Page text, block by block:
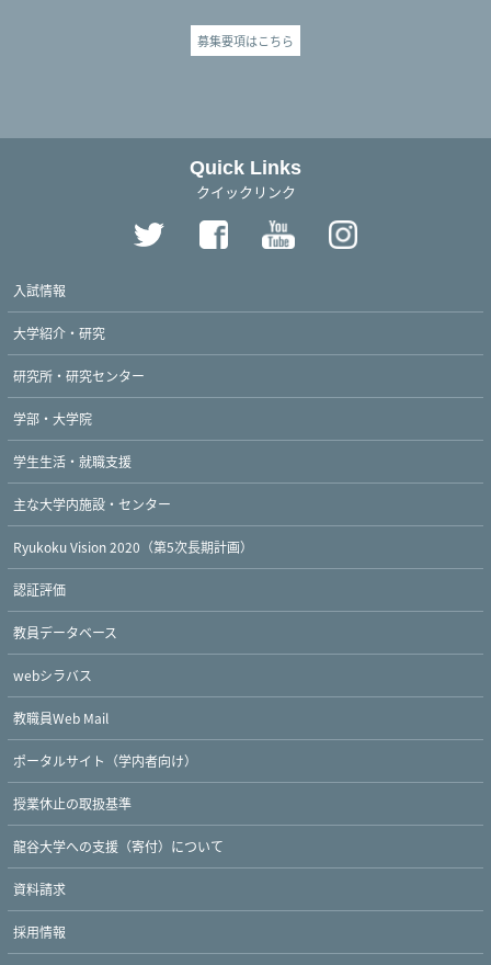
募集要項はこちら
Quick Links
クイックリンク
入試情報
大学紹介・研究
研究所・研究センター
学部・大学院
学生生活・就職支援
主な大学内施設・センター
Ryukoku Vision 2020（第5次長期計画）
認証評価
教員データベース
webシラバス
教職員Web Mail
ポータルサイト（学内者向け）
授業休止の取扱基準
龍谷大学への支援（寄付）について
資料請求
採用情報